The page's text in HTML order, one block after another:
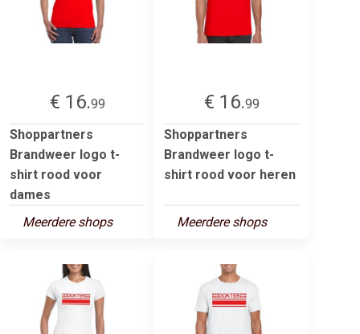
€ 16.99
Shoppartners
Brandweer logo t-
shirt rood voor
dames
Meerdere shops
€ 16.99
Shoppartners
Brandweer logo t-
shirt rood voor heren
Meerdere shops